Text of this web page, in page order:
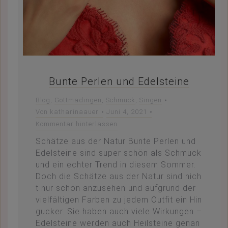
Bunte Perlen und Edelsteine
Blog , Gottmadingen , Schmuck , Singen
Von katharinaauer
Juni 4, 2021
Kommentar hinterlassen
Schätze aus der Natur Bunte Perlen und
Edelsteine sind super schön als Schmuck
und ein echter Trend in diesem Sommer.
Doch die Schätze aus der Natur sind nich
t nur schön anzusehen und aufgrund der
vielfältigen Farben zu jedem Outfit ein Hin
gucker. Sie haben auch viele Wirkungen –
Edelsteine werden auch Heilsteine genan